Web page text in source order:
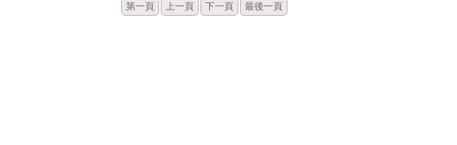
第一頁 上一頁 下一頁 最後一頁